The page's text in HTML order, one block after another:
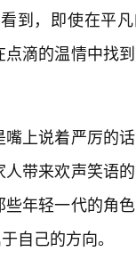
到，即使在平
滴的温情中找
上说着严厉的
带来欢声笑语的
年轻一代的角
自己的方向。